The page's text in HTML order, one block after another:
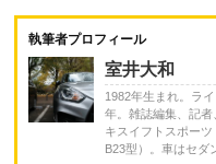
執筆者プロフィール
室井大和
1982年生まれ。ラ
年。雑誌編集、記
キスイフトスポー
B23型）。車はセダ